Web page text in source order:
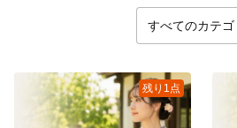
残り1点